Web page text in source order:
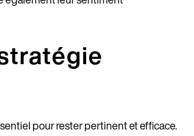
pour rester pertinent et efficace.